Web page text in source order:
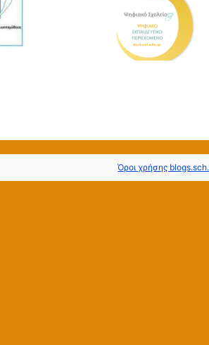
Όροι χρήσης